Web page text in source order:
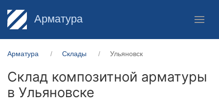
Арматура
Арматура Склады Ульяновск
Склад композитной арматуры
в Ульяновске